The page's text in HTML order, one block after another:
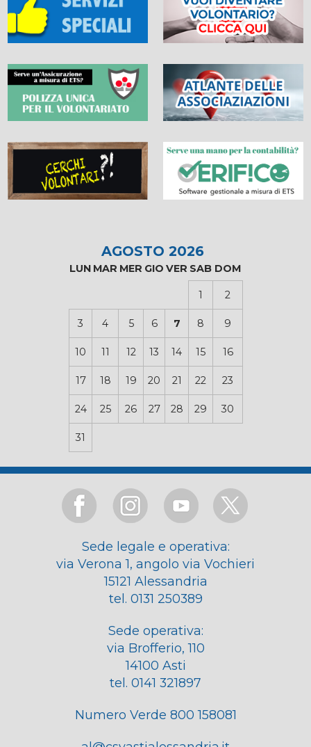
AGOSTO 2026
LUN MAR MER GIO VER SAB DOM
1 2
3 4 5 6 7 8 9
10 11 12 13 14 15 16
17 18 19 20 21 22 23
24 25 26 27 28 29 30
31
Sede legale e operativa:
via Verona 1, angolo via Vochieri
15121 Alessandria
tel. 0131 250389
Sede operativa:
via Brofferio, 110
14100 Asti
tel. 0141 321897
Numero Verde 800 158081